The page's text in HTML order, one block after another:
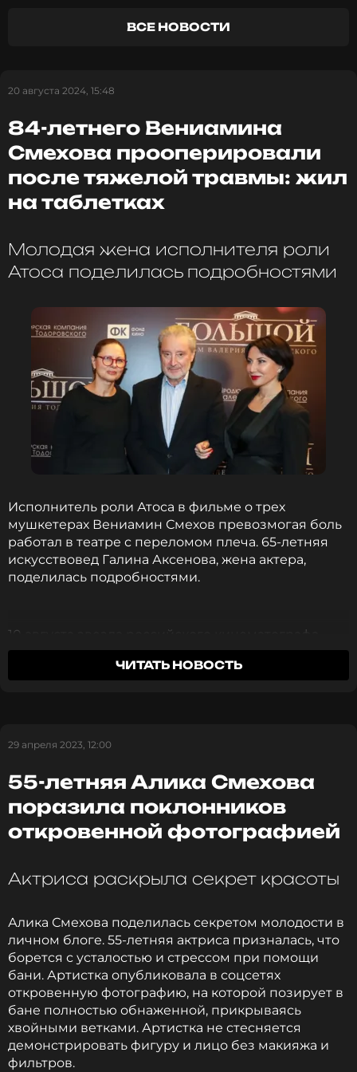
в хлебе, макаронах, алкоголе и специях.
Читайте нас в ВКонтакте, чтобы
оставаться в курсе событий
ПОДПИСАТЬСЯ
ССЫЛКА
ВСЕ НОВОСТИ
20 августа 2024, 15:48
84-летнего Вениамина
Смехова прооперировали
после тяжелой травмы: жил
на таблетках
Молодая жена исполнителя роли
Атоса поделилась подробностями
Исполнитель роли Атоса в фильме о трех
мушкетерах Вениамин Смехов превозмогая боль
работал в театре с переломом плеча. 65-летняя
искусствовед Галина Аксенова, жена актера,
поделилась подробностями.
10 августа звезда российского кинематографа
праздновал 84-й день рождения в больнице,
потому что его супруга решила сделать
с Вениамином Борисовичем, поскользнувшись на
плитке. Причем знаменитый актер смягчил своим
телом падение Галины и получил перелом плеча.
играл 90-летнего дирижера в гипсе. А что
— дирижеры тоже люди, и руки ломают»,
Кости Смехова срослись неправильно, что
повлекло за собой неприятные последствия.
«У ВБС (Вениамина Борисовича — прим. ред.)
были боли, и, чтобы жить нормальной жизнью,
нужно было постоянно принимать
обезболивающие. Я решила, что операция на
плече — лучший подарок на день рождения. 9
ЧИТАТЬ НОВОСТЬ
29 апреля 2023, 12:00
55-летняя Алика Смехова
поразила поклонников
откровенной фотографией
Актриса раскрыла секрет красоты
Алика Смехова поделилась секретом молодости в
личном блоге. 55-летняя актриса призналась, что
борется с усталостью и стрессом при помощи
бани. Артистка опубликовала в соцсетях
откровенную фотографию, на которой позирует в
бане полностью обнаженной, прикрываясь
хвойными ветками. Артистка не стесняется
демонстрировать фигуру и лицо без макияжа и
фильтров.